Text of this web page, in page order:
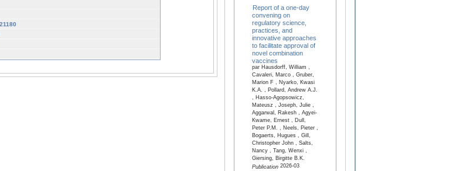
Report of a one-day
convening on
regulatory science,
practices, and
innovative approaches
to facilitate approval of
novel combination
vaccines
par Hausdorff, William ,
Cavaleri, Marco , Gruber,
Marion F , Nyarko, Kwasi
K.A. , Pollard, Andrew A.J.
, Hasso-Agopsowicz,
Mateusz , Joseph, Julie ,
Aggarwal, Rakesh , Agyei-
Kwame, Ernest , Dull,
Peter P.M. , Neels, Pieter ,
Bogaerts, Hugues , Gill,
Christopher John , Salts,
Nancy , Tang, Wenxi ,
Giersing, Birgitte B.K.
Publication2026-03